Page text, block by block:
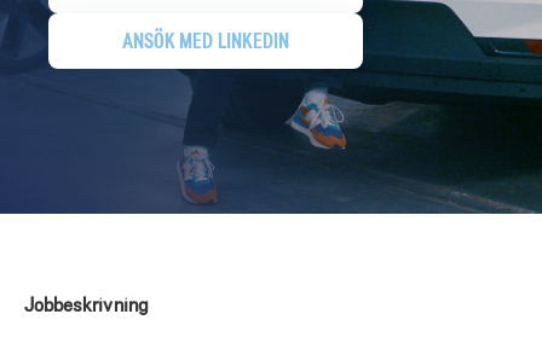
Jobbeskrivning
ANSÖK MED LINKEDIN